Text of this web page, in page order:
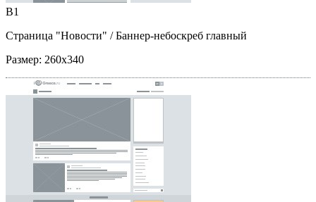
B1
Страница "Новости" / Баннер-небоскреб главный
Размер: 260x340